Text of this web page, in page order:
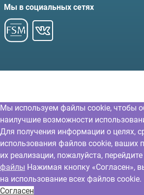
Мы в социальных сетях
Мы используем файлы cookie, чтобы
наилучшие возможности
Для получения информации о целях,
использования файлов cookie, ваших
их реализации, пожалуйста,
файлы Нажимая кнопку «Согласен»,
на использование всех файлов cookie.
Согласен